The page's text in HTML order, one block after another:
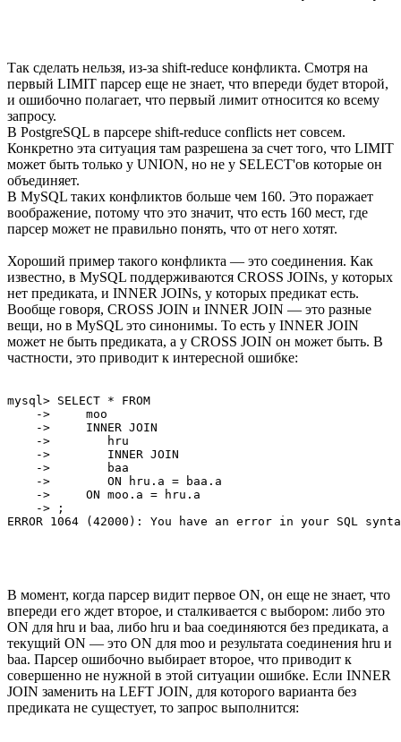
Так сделать нельзя, из-за shift-reduce конфликта. Смотря на
первый LIMIT парсер еще не знает, что впереди будет второй,
и ошибочно полагает, что первый лимит относится ко всему
запросу.
В PostgreSQL в парсере shift-reduce conflicts нет совсем.
Конкретно эта ситуация там разрешена за счет того, что LIMIT
может быть только у UNION, но не у SELECT'ов которые он
объединяет.
В MySQL таких конфликтов больше чем 160. Это поражает
воображение, потому что это значит, что есть 160 мест, где
парсер может не правильно понять, что от него хотят.
Хороший пример такого конфликта — это соединения. Как
известно, в MySQL поддерживаются CROSS JOINs, у которых
нет предиката, и INNER JOINs, у которых предикат есть.
Вообще говоря, CROSS JOIN и INNER JOIN — это разные
вещи, но в MySQL это синонимы. То есть у INNER JOIN
может не быть предиката, а у CROSS JOIN он может быть. В
частности, это приводит к интересной ошибке:
mysql> SELECT * FROM
    ->     moo
    ->     INNER JOIN
    ->        hru
    ->        INNER JOIN
    ->        baa
    ->        ON hru.a = baa.a
    ->     ON moo.a = hru.a
    -> ;
В момент, когда парсер видит первое ON, он еще не знает, что
впереди его ждет второе, и сталкивается с выбором: либо это
ON для hru и baa, либо hru и baa соединяются без предиката, а
текущий ON — это ON для moo и результата соединения hru и
baa. Парсер ошибочно выбирает второе, что приводит к
совершенно не нужной в этой ситуации ошибке. Если INNER
JOIN заменить на LEFT JOIN, для которого варианта без
предиката не сущестует, то запрос выполнится: